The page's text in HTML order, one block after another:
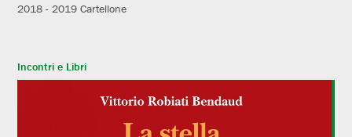
2018 - 2019 Cartellone
Incontri e Libri